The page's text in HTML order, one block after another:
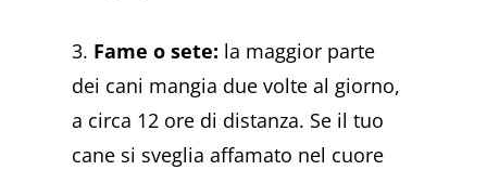
3. Fame o sete: la maggior parte
dei cani mangia due volte al giorno,
a circa 12 ore di distanza. Se il tuo
cane si sveglia affamato nel cuore